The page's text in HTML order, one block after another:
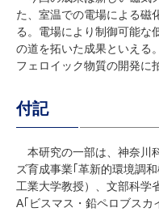
た、室温での電場による磁
る。電場により制御可能な
の道を拓いた成果といえる
フェロイック物質の開発に
付記
本研究の一部は、神奈川
ズ育成事業｢革新的環境調
工業大学教授）、文部科学
A｢ビスマス・鉛ペロブスカ